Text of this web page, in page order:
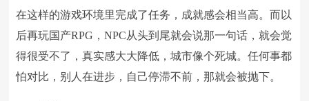
在这样的游戏环境里完成了任务，成就感会相当高。而以
后再玩国产RPG，NPC从头到尾就会说那一句话，就会觉
得很受不了，真实感大大降低，城市像个死城。任何事都
怕对比，别人在进步，自己停滞不前，那就会被抛下。